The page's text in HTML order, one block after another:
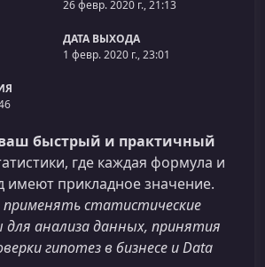
26 февр. 2020 г., 21:13
ДАТА ВЫХОДА
1 февр. 2020 г., 23:01
быстрый и практичный
где каждая формула и
имеют прикладное значение.
статистические
анализа данных, принятия
гипотез в бизнесе и Data